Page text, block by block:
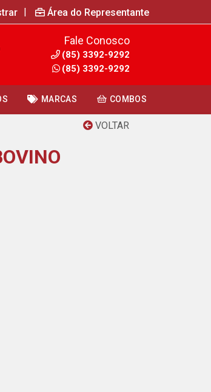
| Área do Representante
Fale Conosco
(85) 3392-9292
(85) 3392-9292
MARCAS COMBOS
VOLTAR